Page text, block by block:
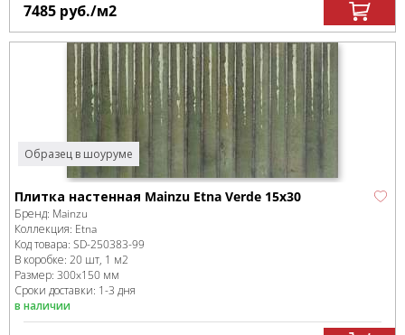
7485 руб./м2
Образец в шоуруме
Плитка настенная Mainzu Etna Verde 15x30
Бренд: Mainzu
Коллекция: Etna
Код товара: SD-250383-99
В коробке: 20 шт, 1 м2
Размер: 300x150 мм
Сроки доставки: 1-3 дня
в наличии